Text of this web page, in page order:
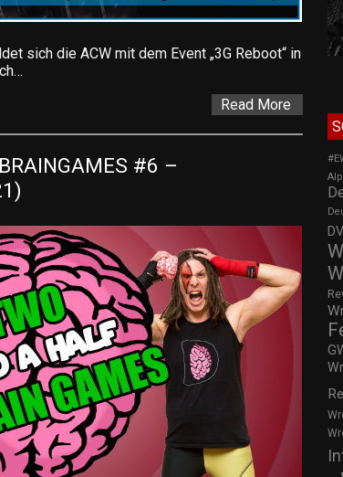
sich die ACW mit dem Event „3G Reboot“ in
Read More
#6 –